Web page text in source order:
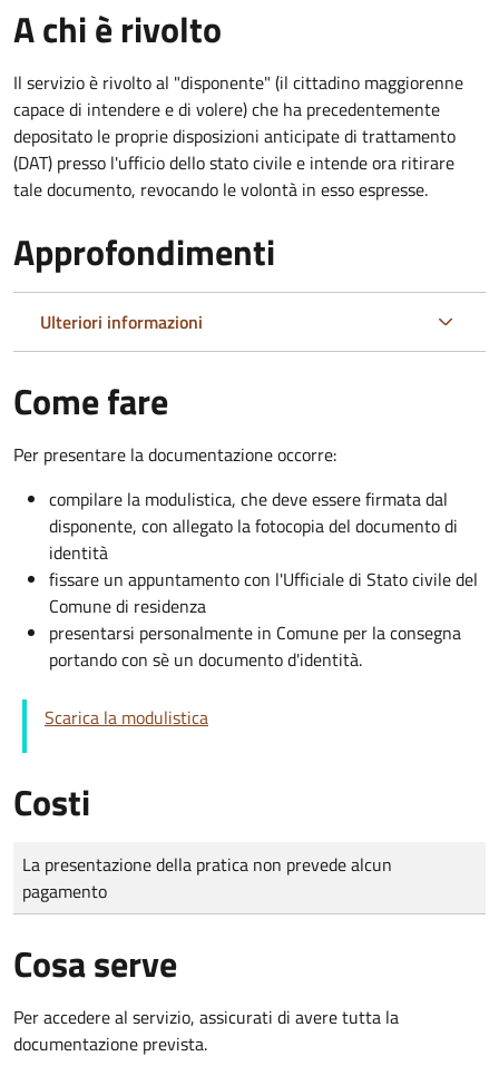
A chi è rivolto
Il servizio è rivolto al "disponente" (il cittadino maggiorenne
capace di intendere e di volere) che ha precedentemente
depositato le proprie disposizioni anticipate di trattamento
(DAT) presso l'ufficio dello stato civile e intende ora ritirare
tale documento, revocando le volontà in esso espresse.
Approfondimenti
Ulteriori informazioni
Come fare
Per presentare la documentazione occorre:
compilare la modulistica, che deve essere firmata dal
disponente, con allegato la fotocopia del documento di
identità
fissare un appuntamento con l'Ufficiale di Stato civile del
Comune di residenza
presentarsi personalmente in Comune per la consegna
portando con sè un documento d'identità.
Scarica la modulistica
Costi
Tipo di pagamento
Importo
La presentazione della pratica non prevede alcun
pagamento
Cosa serve
Per accedere al servizio, assicurati di avere tutta la
documentazione prevista.